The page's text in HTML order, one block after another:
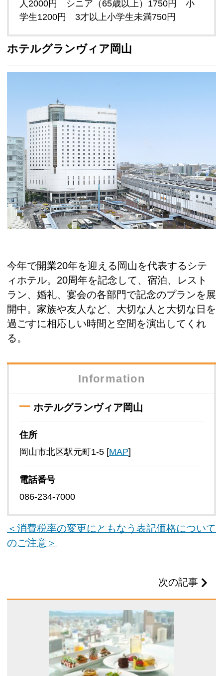
人2000円 シニア（65歳以上）1750円 小
学生1200円 3才以上小学生未満750円
ホテルグランヴィア岡山
今年で開業20年を迎える岡山を代表するシテ
ィホテル。20周年を記念して、宿泊、レスト
ラン、婚礼、宴会の各部門で記念のプランを展
開中。家族や友人など、大切な人と大切な日を
過ごすに相応しい時間と空間を演出してくれ
る。
Information
ホテルグランヴィア岡山
住所
岡山市北区駅元町1-5 [MAP]
電話番号
086-234-7000
＜消費税率の変更にともなう表記価格について
のご注意＞
次の記事